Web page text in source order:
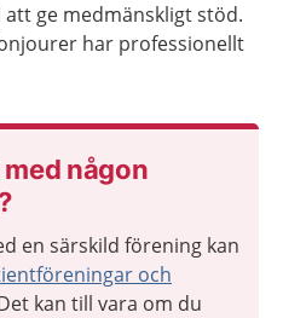
ge medmänskligt stöd.
har professionellt
någon
en särskild förening kan
och
kan till vara om du